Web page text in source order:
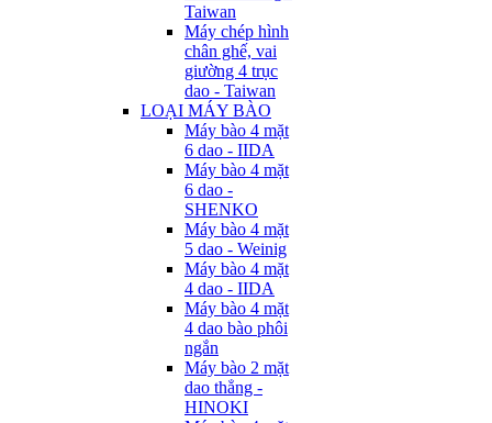
Taiwan
Máy chép hình
chân ghế, vai
giường 4 trục
dao - Taiwan
LOẠI MÁY BÀO
Máy bào 4 mặt
6 dao - IIDA
Máy bào 4 mặt
6 dao -
SHENKO
Máy bào 4 mặt
5 dao - Weinig
Máy bào 4 mặt
4 dao - IIDA
Máy bào 4 mặt
4 dao bào phôi
ngắn
Máy bào 2 mặt
dao thẳng -
HINOKI